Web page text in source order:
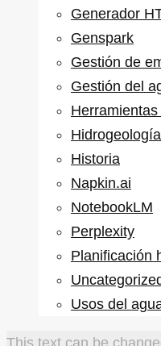
Generador
Genspark
Gestión de
Gestión del
Herramientas
Hidrogeología
Historia
Napkin.ai
NotebookLM
Perplexity
Planificación
Usos del
This text can be